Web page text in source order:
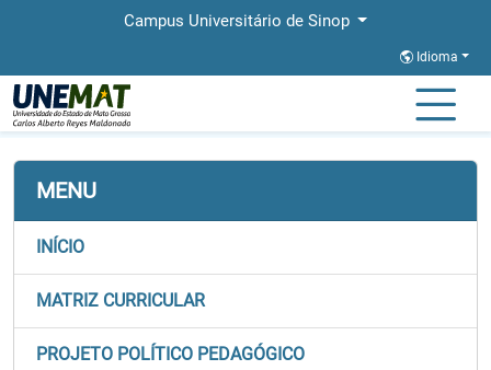
Campus Universitário de Sinop
Idioma
Página Inicial Letras
MENU
INÍCIO
MATRIZ CURRICULAR
PROJETO POLÍTICO PEDAGÓGICO